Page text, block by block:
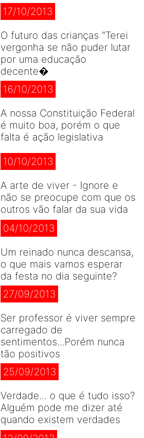
17/10/2013
O futuro das crianças "Terei
vergonha se não puder lutar
por uma educação
decente�
16/10/2013
A nossa Constituição Federal
é muito boa, porém o que
falta é ação legislativa
10/10/2013
A arte de viver - Ignore e
não se preocupe com que os
outros vão falar da sua vida
04/10/2013
Um reinado nunca descansa,
o que mais vamos esperar
da festa no dia seguinte?
27/09/2013
Ser professor é viver sempre
carregado de
sentimentos...Porém nunca
tão positivos
25/09/2013
Verdade... o que é tudo isso?
Alguém pode me dizer até
quando existem verdades